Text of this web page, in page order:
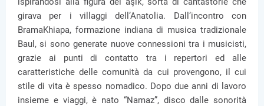
girava per i villaggi dell’Anatolia. Dall’incontro con
BramaKhiapa, formazione indiana di musica tradizionale
Baul, si sono generate nuove connessioni tra i musicisti,
grazie ai punti di contatto tra i repertori ed alle
caratteristiche delle comunità da cui provengono, il cui
stile di vita è spesso nomadico. Dopo due anni di lavoro
insieme e viaggi, è nato “Namaz”, disco dalle sonorità